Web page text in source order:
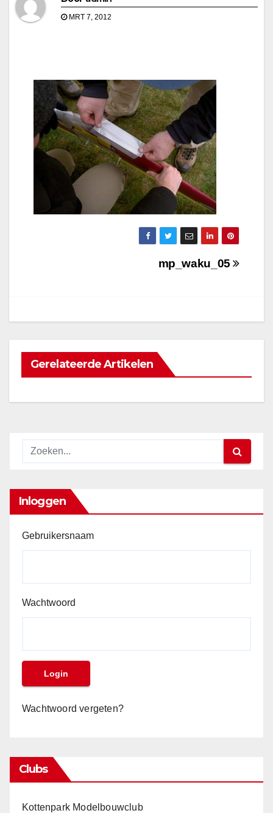
MRT 7, 2012
mp_waku_05
Gerelateerde Artikelen
Inloggen
Gebruikersnaam
Wachtwoord
Wachtwoord vergeten?
Clubs
Kottenpark Modelbouwclub